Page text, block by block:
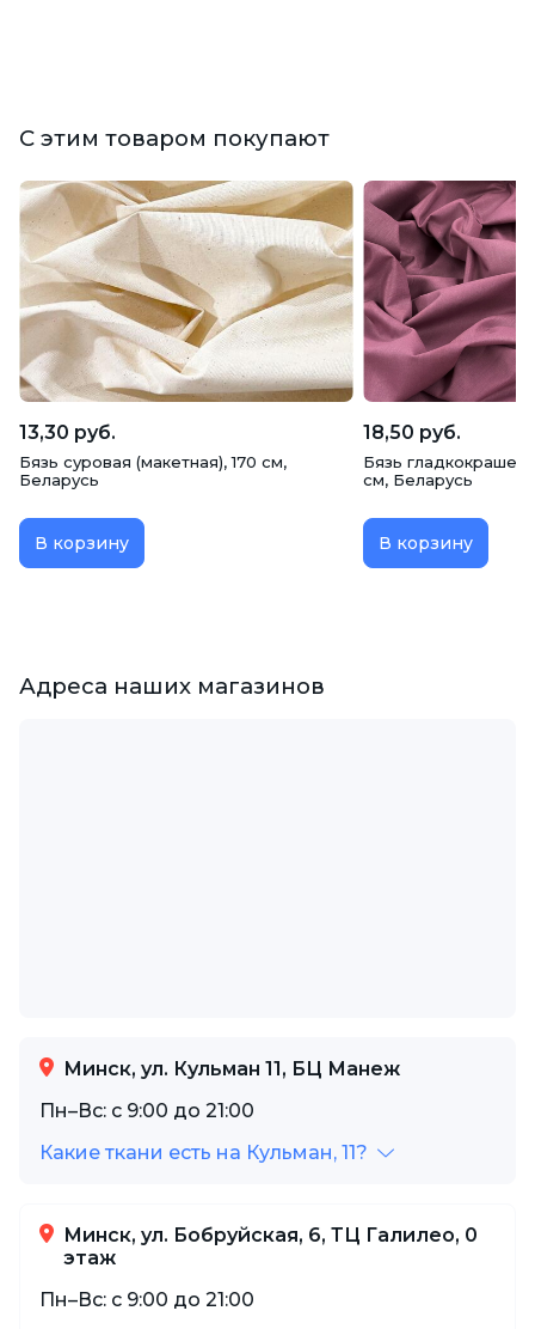
С этим товаром покупают
13,30 руб.
Бязь суровая (макетная), 170 см,
Беларусь
В корзину
18,50 руб.
Бязь
см, Беларусь
В корзину
Адреса наших магазинов
Минск, ул. Кульман 11, БЦ Манеж
Пн–Вс: с 9:00 до 21:00
Какие ткани есть на Кульман, 11?
Минск, ул. Бобруйская, 6, ТЦ Галилео, 0
этаж
Пн–Вс: с 9:00 до 21:00